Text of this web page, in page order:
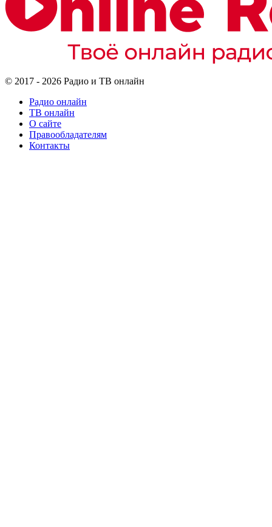
© 2017 - 2026 Радио и ТВ онлайн
Радио онлайн
ТВ онлайн
О сайте
Правообладателям
Контакты